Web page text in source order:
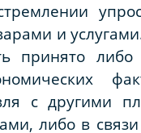
и
принято либо
с другими
либо в